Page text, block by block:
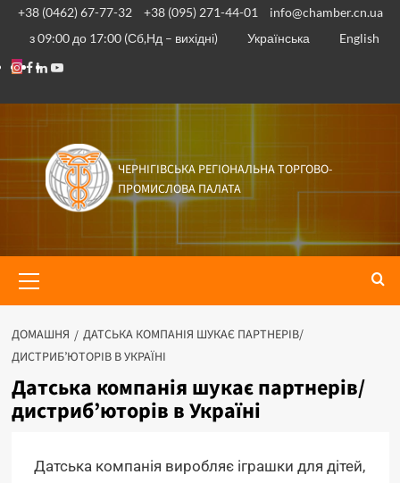
+38 (0462) 67-77-32 +38 (095) 271-44-01
info@chamber.cn.ua
з 09:00 до 17:00 (Сб,Нд – вихідні)
Українська English
ЧЕРНІГІВСЬКА РЕГІОНАЛЬНА ТОРГОВО-
ПРОМИСЛОВА ПАЛАТА
ДОМАШНЯ
ДАТСЬКА КОМПАНІЯ ШУКАЄ ПАРТНЕРІВ/
ДИСТРИБ’ЮТОРІВ В УКРАЇНІ
Датська компанія шукає партнерів/
дистриб’юторів в Україні
Датська компанія виробляє іграшки для дітей,